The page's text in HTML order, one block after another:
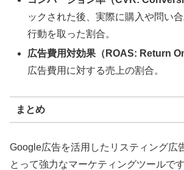
ックされた後、実際に購入や問い
行動を取った割合。
広告費用対効果（ROAS: Return
広告費用に対する売上の割合。
まとめ
Google広告を活用したリスティング広
とって強力なマーケティングツールで